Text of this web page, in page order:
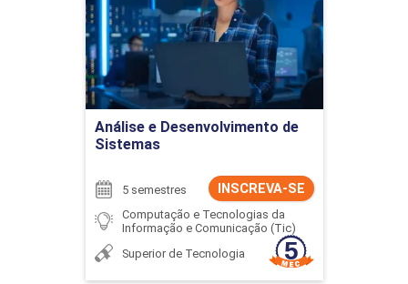
Análise e Desenvolvimento de
Sistemas
INSCREVA-SE
5 semestres
Computação e Tecnologias da
Informação e Comunicação (Tic)
Superior de Tecnologia
Detalhes do curso
Ir para Inscrição